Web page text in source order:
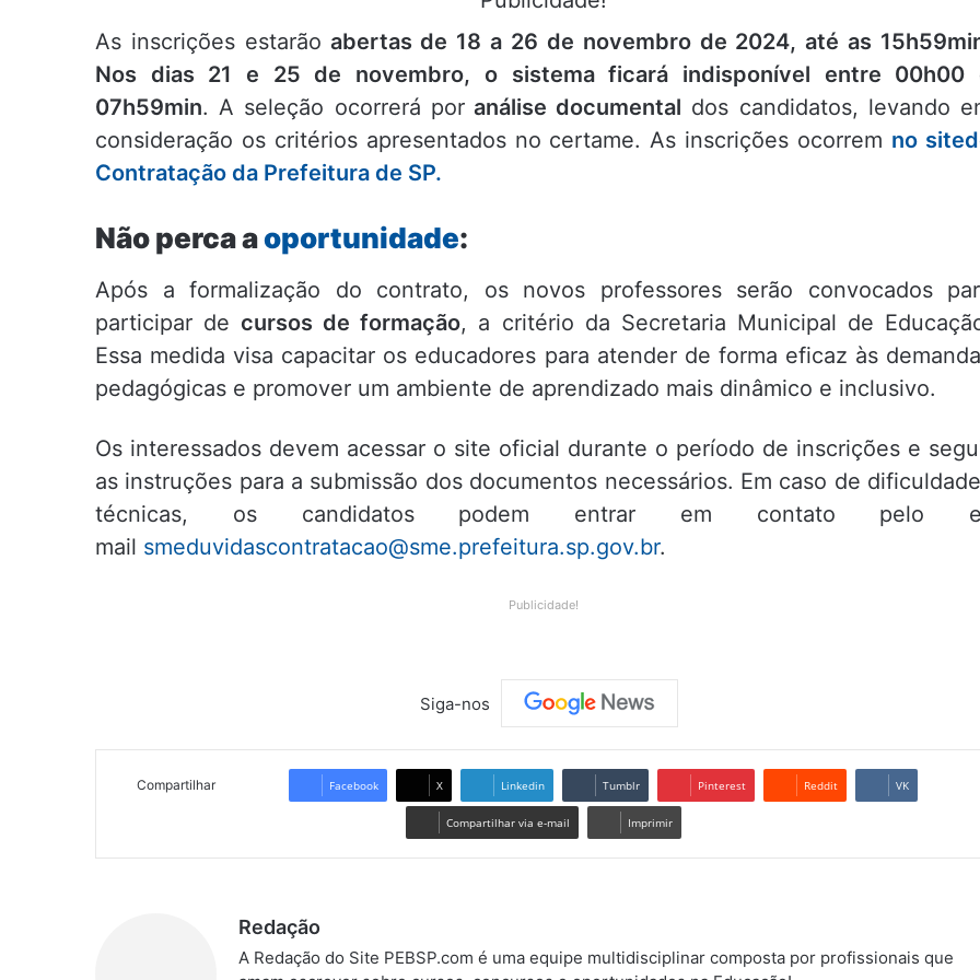
As inscrições estarão abertas de 18 a 26 de novembro de 2024, até as
Nos dias 21 e 25 de novembro, o sistema ficará indisponível entre 00h00
07h59min. A seleção ocorrerá poranálise documental dos candidatos, levando
consideração os critérios apresentados no certame. As inscrições ocorrem no
Contratação da Prefeitura de SP.
Não perca aoportunidade:
Após a formalização do contrato, os novos professores serão convocados
participar de cursos de formação, a critério da Secretaria Municipal de
Essa medida visa capacitar os educadores para atender de forma eficaz às
pedagógicas e promover um ambiente de aprendizado mais dinâmico e inclusivo.
Os interessados devem acessar o site oficial durante o período de inscrições e
as instruções para a submissão dos documentos necessários. Em caso de
técnicas, os candidatos podem entrar em contato pelo
mail smeduvidascontratacao@sme.prefeitura.sp.gov.br.
Publicidade!
Siga-nos
Compartilhar Facebook X Linkedin Tumblr Pinterest Reddit VK
Compartilhar via e-mail Imprimir
Redação
A Redação do Site PEBSP.com é uma equipe multidisciplinar composta por profissionais que